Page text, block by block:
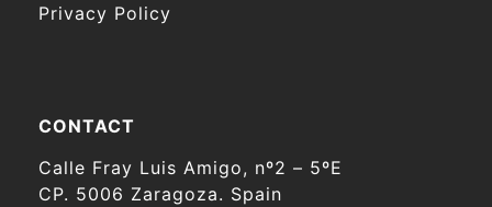
Privacy Policy
CONTACT
Calle Fray Luis Amigo, nº2 – 5ºE
CP. 5006 Zaragoza. Spain